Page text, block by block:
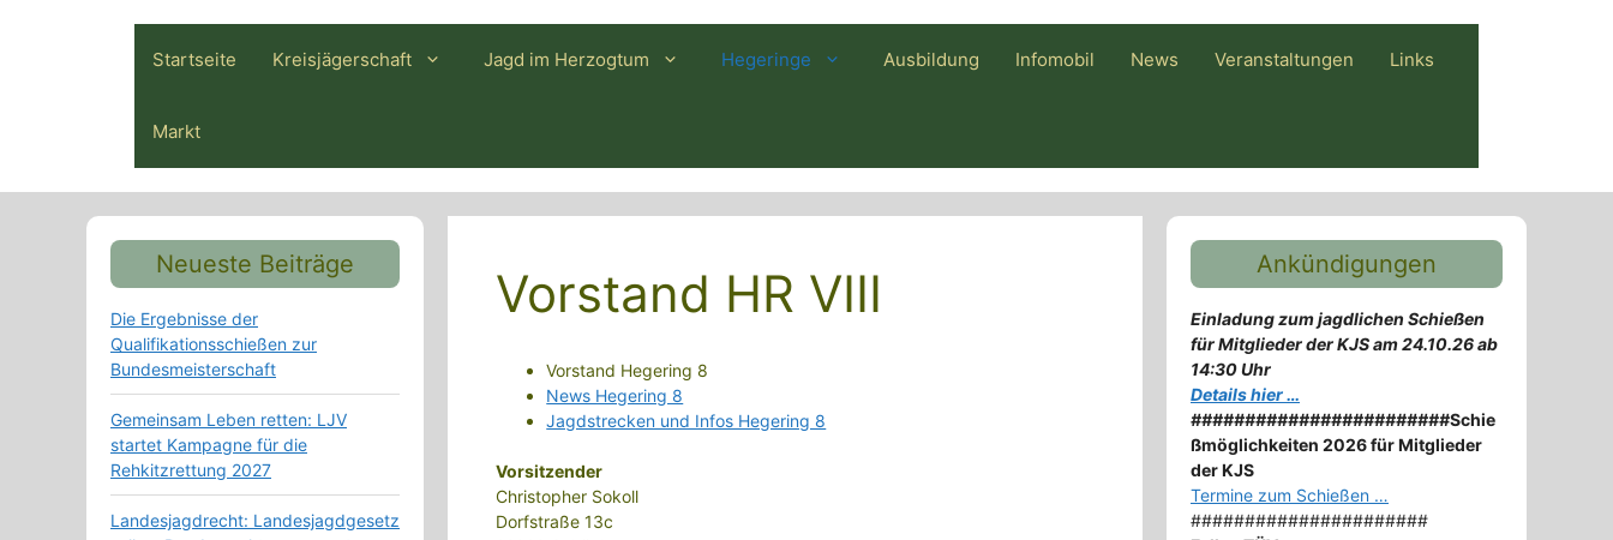
Startseite Kreisjägerschaft Jagd im Herzogtum Hegeringe Ausbildung Infomobil News Veranstaltungen Links
Markt
Vorstand HR VIII
Vorstand Hegering 8
News Hegering 8
Jagdstrecken und Infos Hegering 8
Vorsitzender
Christopher Sokoll
Dorfstraße 13c
Neueste Beiträge
Die Ergebnisse der
Qualifikationsschießen zur
Bundesmeisterschaft
Gemeinsam Leben retten: LJV
startet Kampagne für die
Rehkitzrettung 2027
Landesjagdrecht: Landesjagdgesetz
Ankündigungen
Einladung zum jagdlichen Schießen
für Mitglieder der KJS am 24.10.26 ab
14:30 Uhr
Details hier …
########################Schie
ßmöglichkeiten 2026 für Mitglieder
der KJS
Termine zum Schießen …
######################